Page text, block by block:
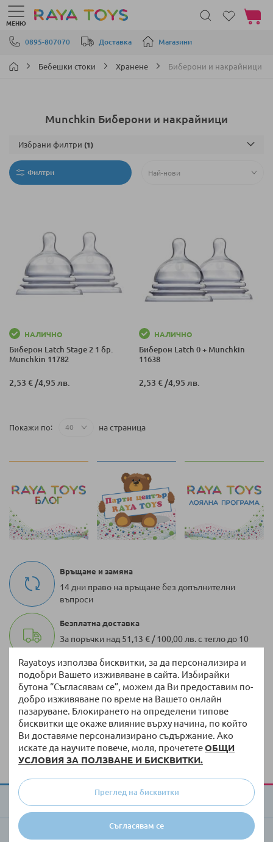
Rayatoys използва бисквитки, за да персонализира и
подобри Вашето изживяване в сайта. Избирайки
бутона “Съгласявам се”, можем да Ви предоставим по-
добро изживяване по време на Вашето онлайн
пазаруване. Блокирането на определени типове
бисквитки ще окаже влияние върху начина, по който
Ви доставяме персонализирано съдържание. Ако
искате да научите повече, моля, прочететеОБЩИ
УСЛОВИЯ ЗА ПОЛЗВАНЕ И БИСКВИТКИ.
Съгласявам се
Преглед на бисквитки
Прескачане към съдържанието
0895-807070 Доставка Магазини
МЕНЮ
Моята
Бебешки стоки Хранене Биберони и накрайници
Munchkin Биберони и накрайници
Филтри
НАЛИЧНО
Биберон Latch Stage 2 1 бр.
Munchkin 11782
2,53 € /4,95 лв.
НАЛИЧНО
Биберон Latch 0 + Munchkin
11638
2,53 € /4,95 лв.
Покажи по на страница
Избрани филтри
Връщане и замяна
14 дни право на връщане без допълнителни
въпроси
Безплатна доставка
За поръчки над 51,13 € / 100,00 лв. с тегло до 10
100 000 + артикула
Разнообразие от оригинални продукти винаги
на склад
Бърза доставка
Доставка до 3 работни дни на налична стока
За Raya Toys
Търговци и клиенти